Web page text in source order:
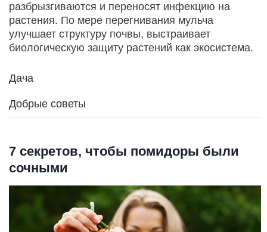
разбрызгиваются и переносят инфекцию на
растения. По мере перегнивания мульча
улучшает структуру почвы, выстраивает
биологическую защиту растений как экосистема.
Дача
Добрые советы
7 секретов, чтобы помидоры были
сочными